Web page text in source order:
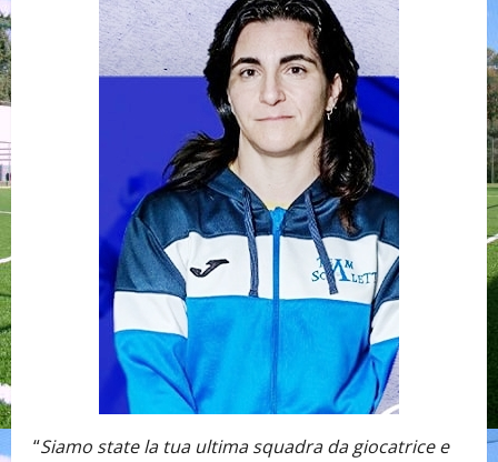
“Siamo state la tua ultima squadra da giocatrice e